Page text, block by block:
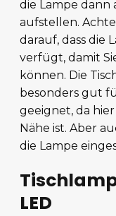
die Lampe dann
aufstellen.
darauf, dass die
verfügt, damit
können. Die
besonders gut
geeignet, da
Nähe ist. Aber
die Lampe
LED